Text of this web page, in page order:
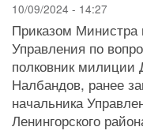
10/09/2024 - 14:27
Приказом Министра
Управления по
полковник
Налбандов, ранее
начальника
Ленингорского